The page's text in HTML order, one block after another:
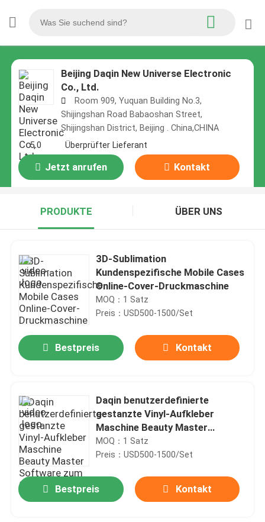
Beijing Daqin New Universe Electronic
Co., Ltd.
Room 909, Yuquan Building No.3,
Shijingshan Road Babaoshan Street,
Shijingshan District, Beijing . China,CHINA
5.0
Überprüfter Lieferant
Jetzt anrufen Kontakt
PRODUKTE ÜBER UNS
3D-Sublimation
Kundenspezifische Mobile Cases
Online-Cover-Druckmaschine
MOQ：1 Satz
Preis：USD500-1500/Set
Bestpreis Kontakt
Daqin benutzerdefinierte
gestanzte Vinyl-Aufkleber
Maschine Beauty Master
Software zum Schneiden
MOQ：1 Satz
Preis：USD500-1500/Set
Bestpreis Kontakt